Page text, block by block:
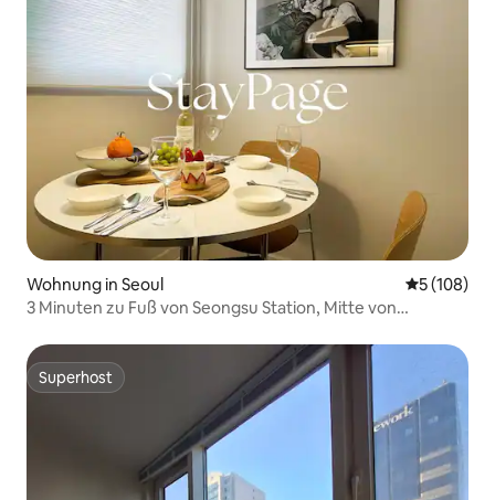
Wohnung in Seoul
5 (108)
3 Minuten zu Fuß von Seongsu Station, Mitte von
Stimmung mit minimalistischem Mood
Superhost
Superhost